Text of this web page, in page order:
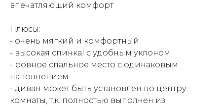
впечатляющий комфорт
Плюсы:
- очень мягкий и комфортный
- высокая спинка! с удобным уклоном
- ровное спальное место с одинаковым
наполнением
- диван может быть установлен по центру
комнаты, т.к. полностью выполнен из